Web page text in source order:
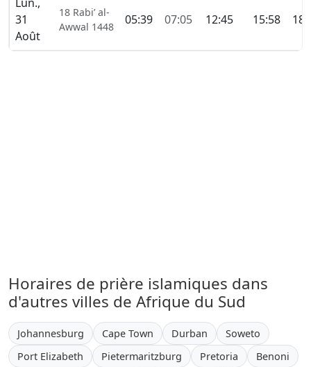
31
Août
18 Rabi’ al-
Awwal 1448
05:39 07:05 12:45 15:58
Horaires de prière islamiques dans
d'autres villes de Afrique du Sud
Johannesburg Cape Town Durban
Soweto
Port Elizabeth
Pietermaritzburg Pretoria
Benoni